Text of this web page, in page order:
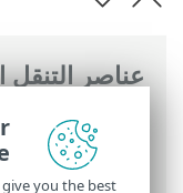
عناصر التنقل
تعليمات ESET عبر الإنترنت
Premium
استخدام حساب ESET HOME
you the best